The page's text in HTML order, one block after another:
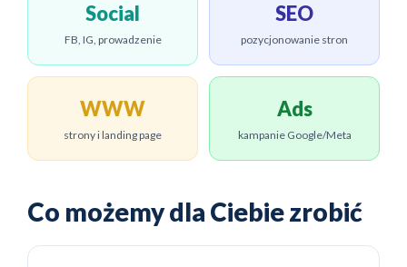
Social
FB, IG, prowadzenie
SEO
pozycjonowanie stron
WWW
strony i landing page
Ads
kampanie Google/Meta
Co możemy dla Ciebie zrobić